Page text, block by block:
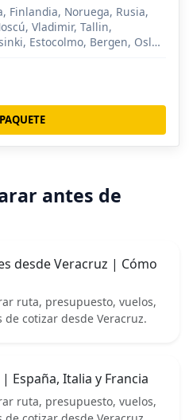
Finlandia, Noruega, Rusia,
Vladimir, Tallin,
Estocolmo, Bergen, Oslo,
antes de
desde Veracruz | Cómo
ruta, presupuesto, vuelos,
cotizar desde Veracruz.
España, Italia y Francia
ruta, presupuesto, vuelos,